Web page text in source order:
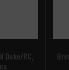
Duke/RC,